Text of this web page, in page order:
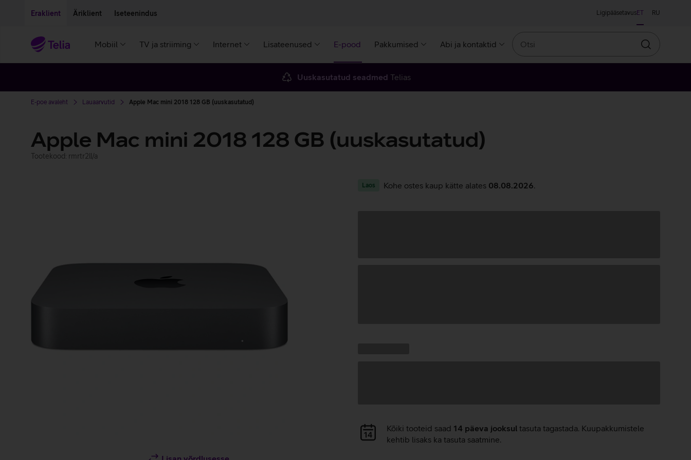
Eraklient Äriklient Iseteenindus LigipääsetavusET RU
Mobiil TV ja striiming Internet Lisateenused E-pood Pakkumised Abi ja kontaktid
Otsin
Uuskasutatud seadmed Telias
E-poe avaleht Lauaarvutid Apple Mac mini 2018 128 GB (uuskasutatud)
Apple Mac mini 2018 128 GB (uuskasutatud)
Tootekood: rmrtr2ll/a
Laos Kohe ostes kaup kätte alates 08.08.2026
Andmete
laadimine
Kõiki tooteid saad 14 päeva jooksul tasuta tagastada. Kuupakkumistele
kehtib lisaks ka tasuta saatmine.